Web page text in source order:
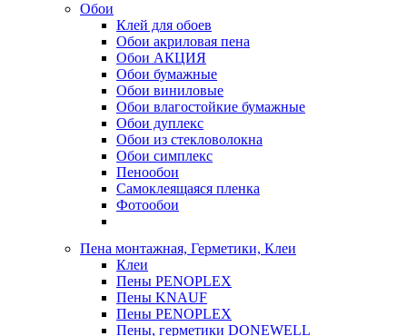
Обои
Клей для обоев
Обои акриловая пена
Обои АКЦИЯ
Обои бумажные
Обои виниловые
Обои влагостойкие бумажные
Обои дуплекс
Обои из стекловолокна
Обои симплекс
Пенообои
Самоклеящаяся пленка
Фотообои
Пена монтажная, Герметики, Клеи
Клеи
Пены PENOPLEX
Пены KNAUF
Пены PENOPLEX
Пены, герметики DONEWELL